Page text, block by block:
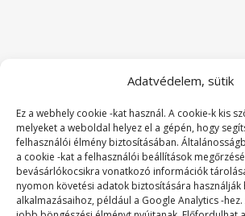
Adatvédelem, sütik
Ez a webhely cookie -kat használ. A cookie-k kis
melyeket a weboldal helyez el a gépén, hogy
felhasználói élmény biztosításában.
a cookie -kat a felhasználói beállítások
bevásárlókocsikra vonatkozó információk
nyomon követési adatok biztosítására használják
alkalmazásaihoz, például a Google Analytics -